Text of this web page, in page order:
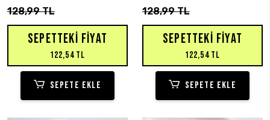
128,99 TL
SEPETTEKI FIYAT
122,54 TL
SEPETE EKLE
128,99 TL
SEPETTEKI FIYAT
122,54 TL
SEPETE EKLE